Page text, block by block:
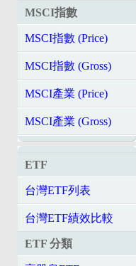
MSCI指數
MSCI指數 (Price)
MSCI指數 (Gross)
MSCI產業 (Price)
MSCI產業 (Gross)
ETF
台灣ETF列表
台灣ETF績效比較
ETF 分類